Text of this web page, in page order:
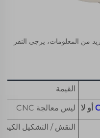
القيمة
أو لا ليس معالجة CNC
النقش / التشكيل